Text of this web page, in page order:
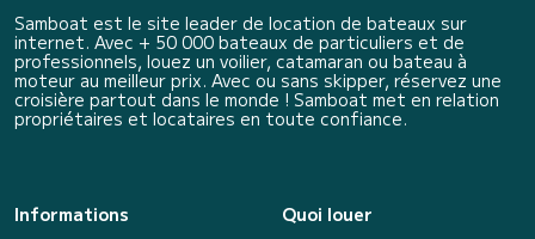
Samboat est le site leader de location de bateaux sur
internet. Avec + 50 000 bateaux de particuliers et de
professionnels, louez un voilier, catamaran ou bateau à
moteur au meilleur prix. Avec ou sans skipper, réservez une
croisière partout dans le monde ! Samboat met en relation
propriétaires et locataires en toute confiance.
Informations
Quoi louer